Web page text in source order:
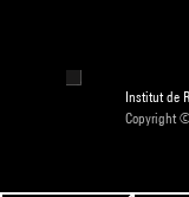
Institut de
Copyright